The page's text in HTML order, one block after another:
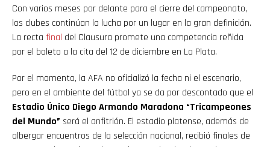
Con varios meses por delante para el cierre del campeonato,
los clubes continúan la lucha por un lugar en la gran definición.
La recta final del Clausura promete una competencia reñida
por el boleto a la cita del 12 de diciembre en La Plata.
Por el momento, la AFA no oficializó la fecha ni el escenario,
pero en el ambiente del fútbol ya se da por descontado que el
Estadio Único Diego Armando Maradona “Tricampeones
del Mundo” será el anfitrión. El estadio platense, además de
albergar encuentros de la selección nacional, recibió finales de